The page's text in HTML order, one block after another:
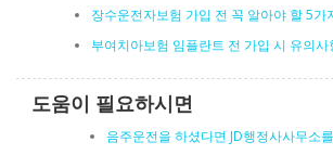
장수운전자보험 가입 전 꼭 알아야 할 5가
부여치아보험 임플란트 전 가입 시 유의사
도움이 필요하시면
음주운전을 하셨다면 JD행정사사무소